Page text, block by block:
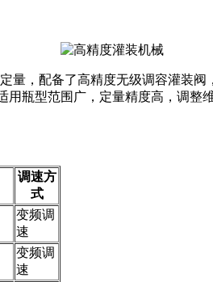
量，配备了高精度无级调容灌装
瓶型范围广，定量精度高，调
调速方
式
变频调
速
变频调
速